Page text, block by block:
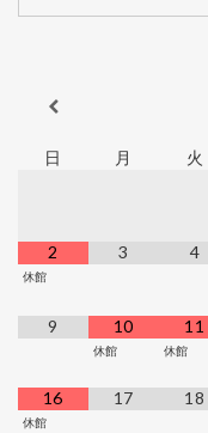
日 月 火
2
休館
3 4
9 10
休館
11
休館
16
休館
17 18